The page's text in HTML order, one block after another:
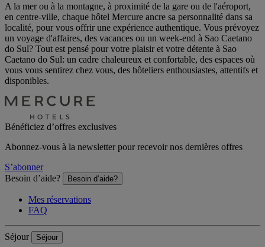
A la mer ou à la montagne, à proximité de la gare ou de l'aéroport,
en centre-ville, chaque hôtel Mercure ancre sa personnalité dans sa
localité, pour vous offrir une expérience authentique. Vous prévoyez
un voyage d'affaires, des vacances ou un week-end à Sao Caetano
do Sul? Tout est pensé pour votre plaisir et votre détente à Sao
Caetano do Sul: un cadre chaleureux et confortable, des espaces où
vous vous sentirez chez vous, des hôteliers enthousiastes, attentifs et
disponibles.
Bénéficiez d’offres exclusives
Abonnez-vous à la newsletter pour recevoir nos dernières offres
S’abonner
Besoin d’aide?
Besoin d’aide?
Mes réservations
FAQ
Séjour Séjour